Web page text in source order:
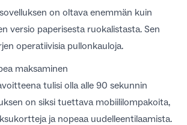
on oltava enemmän kuin
versio paperisesta ruokalistasta. Sen
operatiivisia pullonkauloja.
maksaminen
tulisi olla alle 90 sekunnin
on siksi tuettava mobiililompakoita,
ja nopeaa uudelleentilaamista.